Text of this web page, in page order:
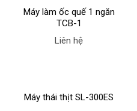
Máy làm ốc quế 1 ngăn
TCB-1
Liên hệ
Máy thái thịt SL-300ES